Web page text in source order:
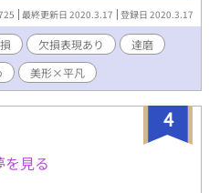
最終更新日 2020.3.17 登録日 2020.3.17
欠損表現あり
達磨
美形×平凡
4
見る